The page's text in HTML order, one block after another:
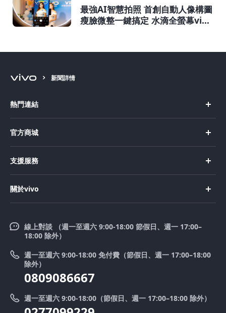
最強AI智慧拍照 首創自動人像構圖
瘦臉微整一鍵搞定 水滴全螢幕vivo
新聞詳情
熱門連結
X200
X200 FE
V50 Lite 5G
V50
官方商城
購買配件
支援服務
Funtouch OS
系統升級
零配件價格查詢
送修服務
IMEI 碼驗證
關於vivo
新聞中心
法律聲明
優惠活動
舊機換新機
線上對談 （週一至週六 9:00-18:00 節假日、週一 17:00–
18:00 除外）
週一至週六 9:00-18:00 免付費（節假日、週一 17:00–18:00
除外）
0809086667
週一至週六 9:00-18:00（節假日、週一 17:00–18:00 除外）